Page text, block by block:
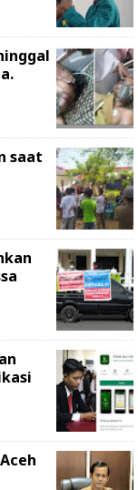
saat